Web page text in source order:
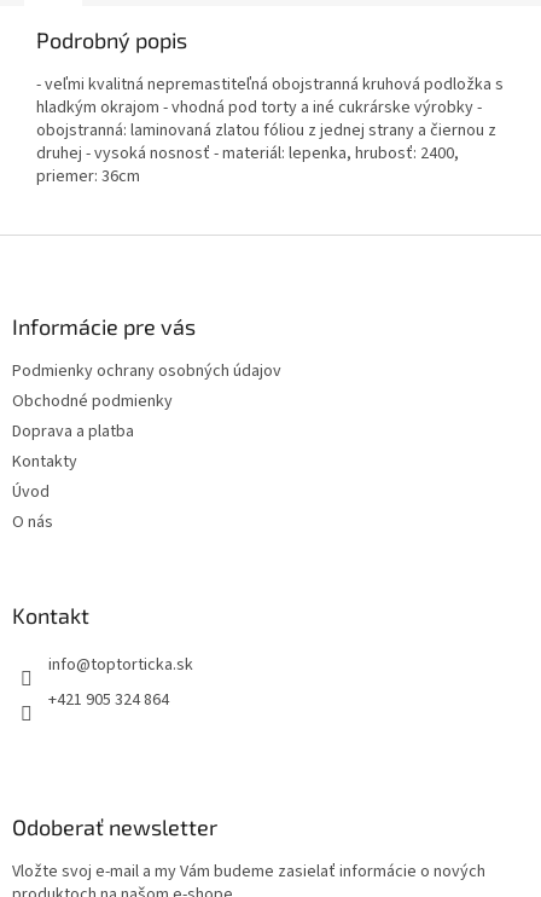
Podrobný popis
- veľmi kvalitná nepremastiteľná obojstranná kruhová podložka s
hladkým okrajom - vhodná pod torty a iné cukrárske výrobky -
obojstranná: laminovaná zlatou fóliou z jednej strany a čiernou z
druhej - vysoká nosnosť - materiál: lepenka, hrubosť: 2400,
priemer: 36cm
Informácie pre vás
Podmienky ochrany osobných údajov
Obchodné podmienky
Doprava a platba
Kontakty
Úvod
O nás
Kontakt
+421 905 324 864
Odoberať newsletter
Vložte svoj e-mail a my Vám budeme zasielať informácie o nových